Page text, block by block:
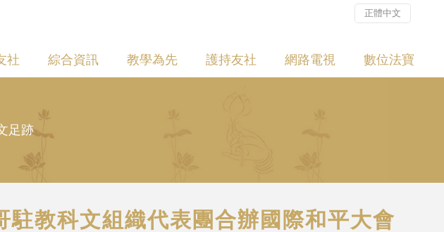
正體中文
社 綜合資訊 教學為先 護持友社 網路電視 數位法寶
足跡
教科文組織代表團合辦國際和平大會